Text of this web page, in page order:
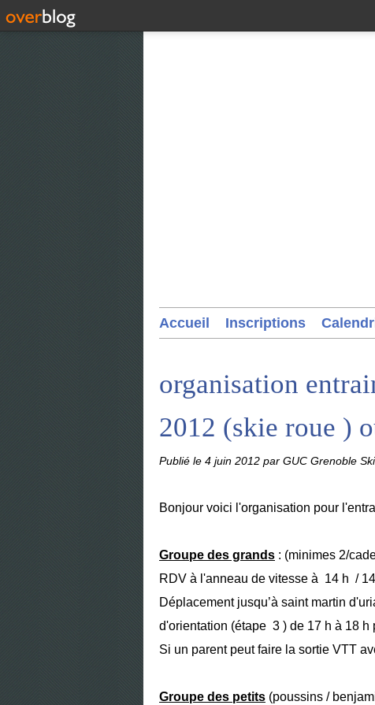
Accueil Inscriptions
organisation
2012 (skie roue )
Publié le 4 juin 2012 par GUC Grenoble Ski
Bonjour voici l'organisation pour
Groupe des grands : (minimes 2/
RDV à l'anneau de vitesse à 14 h /
Déplacement jusqu’à saint martin
d'orientation (étape 3 ) de 17 h à 18 h
Si un parent peut faire la sortie VTT
Groupe des petits (poussins /